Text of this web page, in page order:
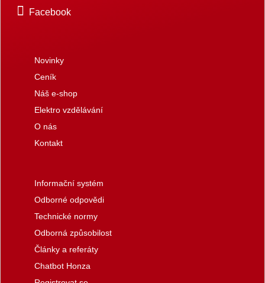
Facebook
Novinky
Ceník
Náš e-shop
Elektro vzdělávání
O nás
Kontakt
Informační systém
Odborné odpovědi
Technické normy
Odborná způsobilost
Články a referáty
Chatbot Honza